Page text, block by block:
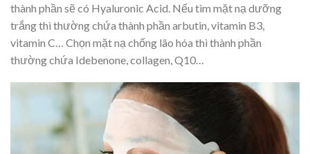
thành phần sẽ có Hyaluronic Acid. Nếu tìm mặt nạ dưỡng
trắng thì thường chứa thành phần arbutin, vitamin B3,
vitamin C… Chọn mặt nạ chống lão hóa thì thành phần
thường chứa Idebenone, collagen, Q10…